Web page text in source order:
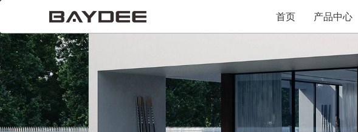
首页 产品中心